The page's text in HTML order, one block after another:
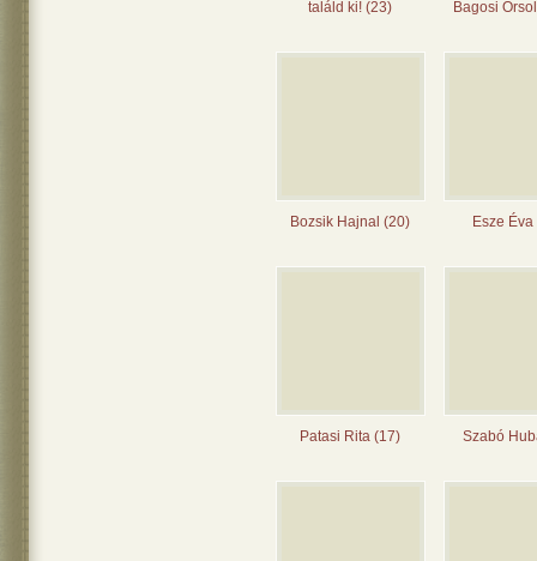
találd ki! (23) Bagosi
Bozsik Hajnal (20) Esze
Patasi Rita (17) Szabó